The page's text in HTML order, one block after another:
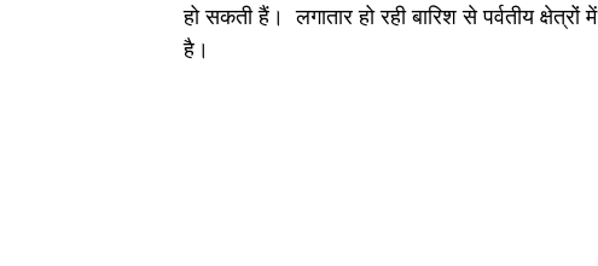
हो सकती हैं। लगातार हो रही बारिश से पर्वतीय
है।